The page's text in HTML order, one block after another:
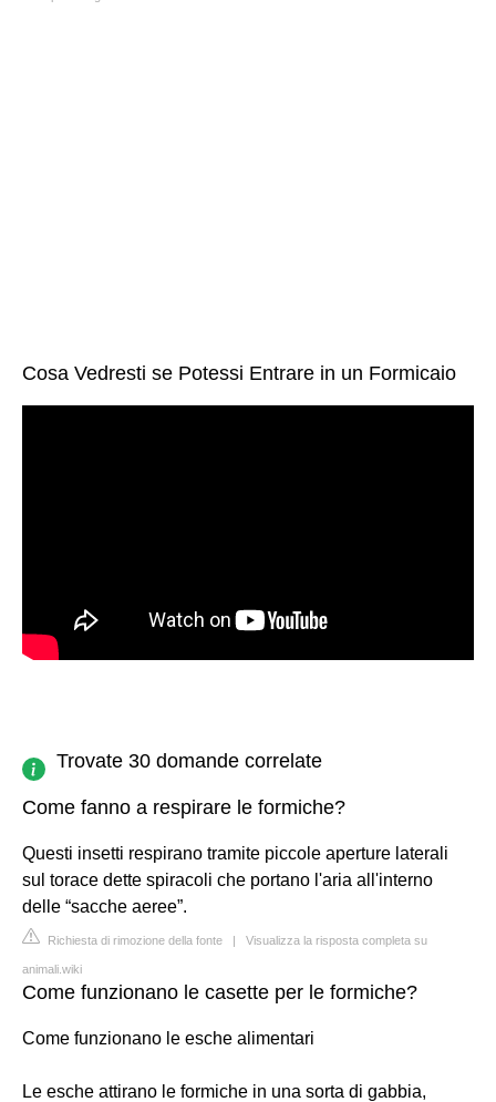
Cosa Vedresti se Potessi Entrare in un Formicaio
Trovate 30 domande correlate
Come fanno a respirare le formiche?
Questi insetti respirano tramite piccole aperture laterali
sul torace dette spiracoli che portano l'aria all'interno
delle “sacche aeree”.
Richiesta di rimozione della fonte | Visualizza la risposta completa su
animali.wiki
Come funzionano le casette per le formiche?
Come funzionano le esche alimentari
Le esche attirano le formiche in una sorta di gabbia,